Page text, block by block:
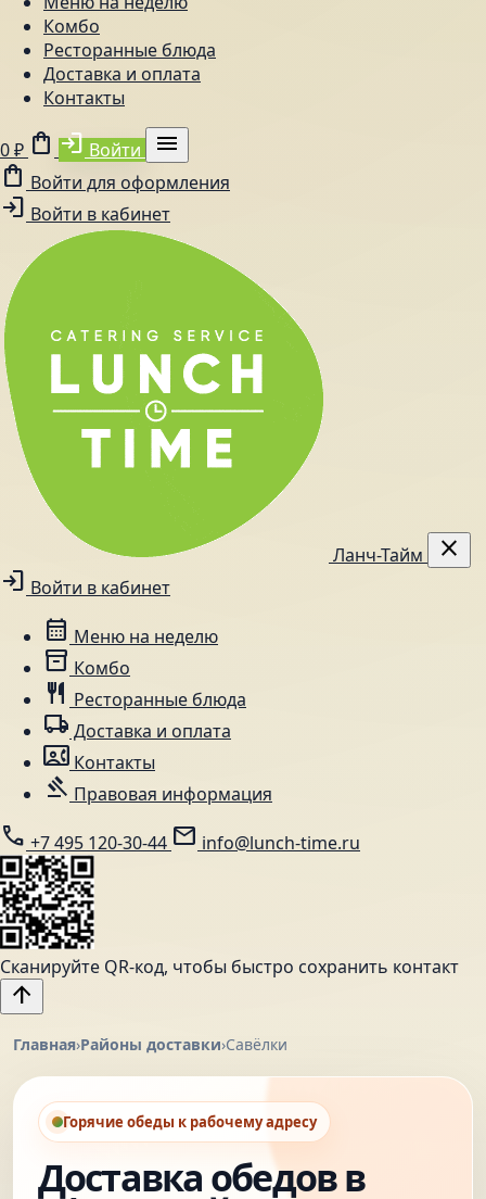
Комбо
Ресторанные блюда
Доставка и оплата
Контакты
0 ₽ shopping_bag login Войти
menu
shopping_bag Войти для оформления
login Войти в кабинет
Ланч-Тайм
close
login Войти в кабинет
calendar_month Меню на неделю
inventory_2 Комбо
restaurant Ресторанные блюда
local_shipping Доставка и оплата
contact_phone Контакты
gavel Правовая информация
call +7 495 120-30-44 mail info@lunch-time.ru
Сканируйте QR-код, чтобы быстро сохранить контакт
arrow_upward
Главная›Районы доставки›Савёлки
Горячие обеды к рабочему адресу
Доставка обедов в